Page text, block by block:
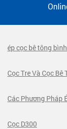
ép cọc bê tông
Cọc Tre Và Cọc Bê
Các Phương Pháp
Cọc D300